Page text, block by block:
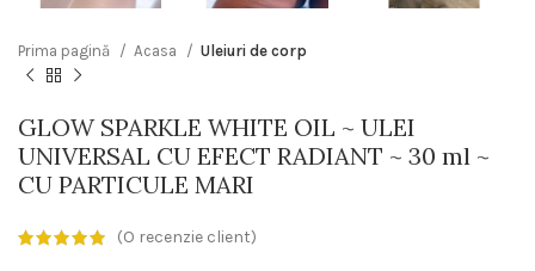
Prima pagină Acasa Uleiuri de corp
GLOW SPARKLE WHITE OIL ~ ULEI
UNIVERSAL CU EFECT RADIANT ~ 30 ml ~
CU PARTICULE MARI
(O recenzie client)